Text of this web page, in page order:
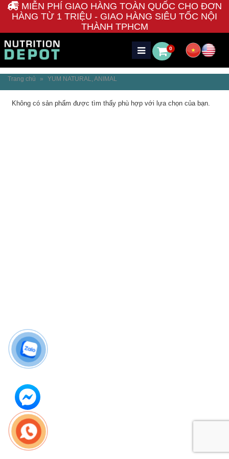
MIỄN PHÍ GIAO HÀNG TOÀN QUỐC CHO ĐƠN
HÀNG TỪ 1 TRIỆU - GIAO HÀNG SIÊU TỐC NỘI
THÀNH TPHCM
0
Trang chủ » YUM NATURAL, ANIMAL
Không có sản phẩm được tìm thấy phù hợp với lựa chọn của bạn.